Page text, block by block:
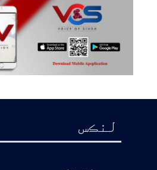
لنڪس